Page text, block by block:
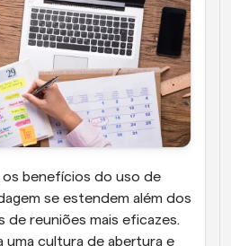
benefícios do uso de
se estendem além dos
de reuniões mais eficazes.
uma cultura de abertura e